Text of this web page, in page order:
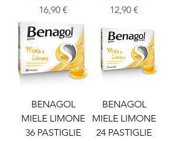
Prezzo
16,90 €
Prezzo
12,90 €
BENAGOL
MIELE LIMONE
36 PASTIGLIE
BENAGOL
MIELE LIMONE
24 PASTIGLIE